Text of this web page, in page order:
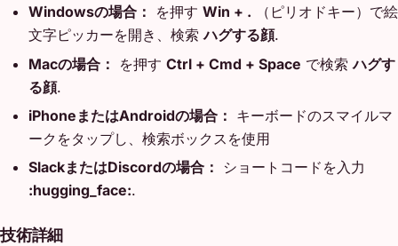
Windowsの場合： を押す Win + . （ピリオドキー）で絵
文字ピッカーを開き、検索ハグする顔.
Macの場合：
を押す Ctrl + Cmd + Space で検索ハグす
る顔.
iPhoneまたはAndroidの場合： キーボードのスマイルマ
ークをタップし、検索ボックスを使用
SlackまたはDiscordの場合：
ショートコードを入力
:hugging_face:.
技術詳細